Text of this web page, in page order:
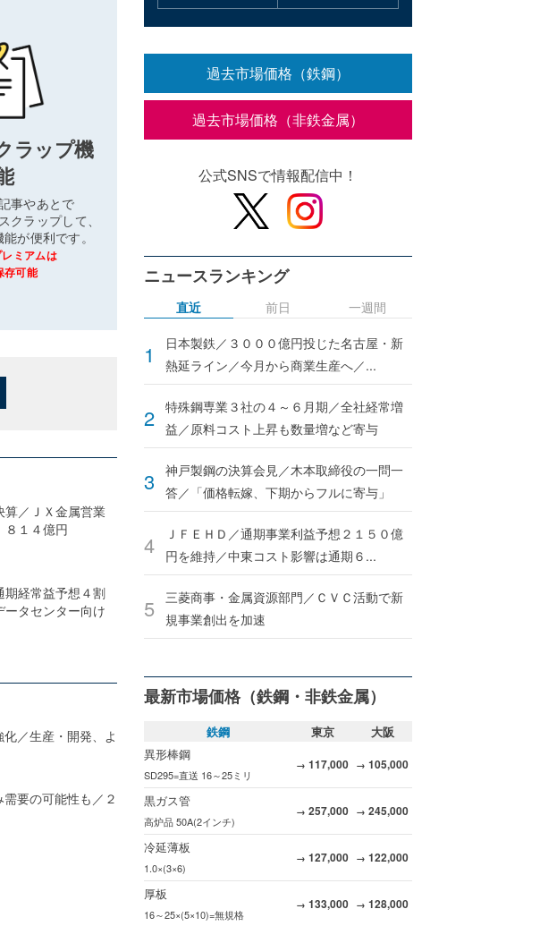
ラップ機
事やあとで
クラップして、
が便利です。
ミアムは
存可能
算／ＪＸ金属営業
８１４億円
期経常益予想４割
ータセンター向け
／生産・開発、よ
要の可能性も／２
過去市場価格（鉄鋼）
過去市場価格（非鉄金属）
公式SNSで情報配信中！
ニュースランキング
直近
日本製鉄／３０００億円投じた名古屋・新
熱延ライン／今月から商業生産へ／...
特殊鋼専業３社の４～６月期／全社経常増
益／原料コスト上昇も数量増など寄与
神戸製鋼の決算会見／木本取締役の一問一
答／「価格転嫁、下期からフルに寄与」
ＪＦＥＨＤ／通期事業利益予想２１５０億
円を維持／中東コスト影響は通期６...
三菱商事・金属資源部門／ＣＶＣ活動で新
規事業創出を加速
前日 一週間
最新市場価格（鉄鋼・非鉄金属）
鉄鋼 東京
大阪
異形棒鋼
SD295=直送 16～25ミリ
→ 117,000 → 105,000
黒ガス管
高炉品 50A(2インチ)
→ 257,000 → 245,000
冷延薄板
1.0×(3×6)
→ 127,000 → 122,000
厚板
16～25×(5×10)=無規格
→ 133,000 → 128,000